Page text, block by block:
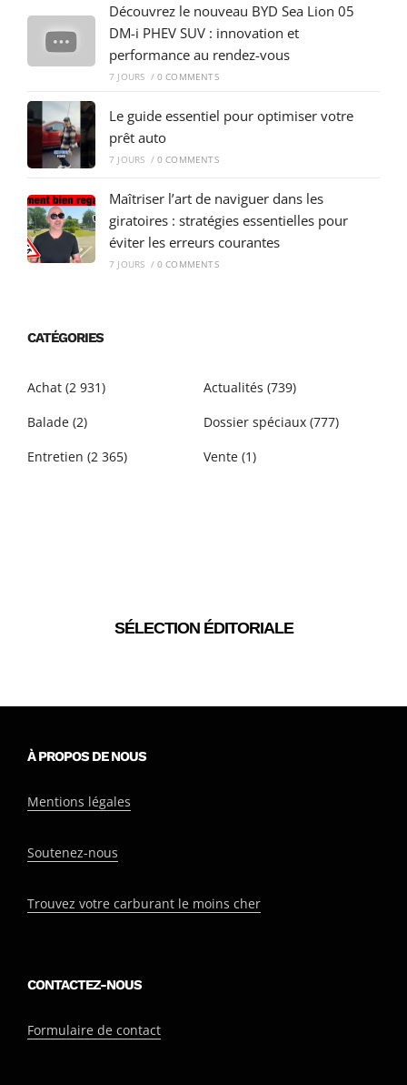
Découvrez le nouveau BYD Sea Lion 05
DM-i PHEV SUV : innovation et
performance au rendez-vous
7 JOURS / 0 COMMENTS
Le guide essentiel pour optimiser votre
prêt auto
7 JOURS / 0 COMMENTS
Maîtriser l’art de naviguer dans les
giratoires : stratégies essentielles pour
éviter les erreurs courantes
7 JOURS / 0 COMMENTS
CATÉGORIES
Achat (2 931) Actualités (739)
Balade (2) Dossier spéciaux (777)
Entretien (2 365) Vente (1)
SÉLECTION ÉDITORIALE
À PROPOS DE NOUS
Mentions légales
Soutenez-nous
Trouvez votre carburant le moins cher
CONTACTEZ-NOUS
Formulaire de contact